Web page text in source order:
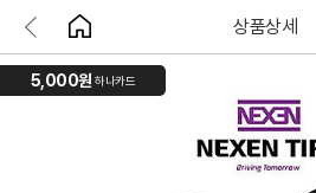
상품상세
5,000원 하나카드